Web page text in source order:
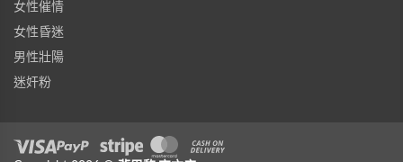
女性催情
女性昏迷
男性壯陽
迷奸粉